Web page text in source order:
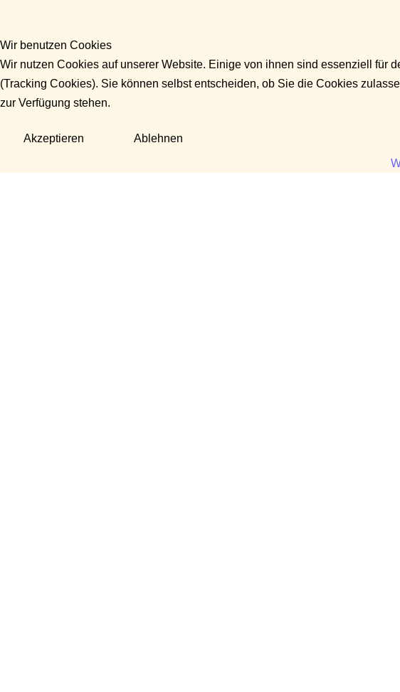
Wir benutzen Cookies
Wir nutzen Cookies auf unserer Website. Einige von ihnen sind essenziell für
(Tracking Cookies). Sie können selbst entscheiden, ob Sie die Cookies
zur Verfügung stehen.
Akzeptieren Ablehnen